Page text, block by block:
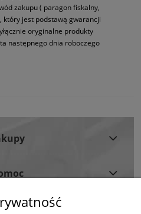
zakupu ( paragon fiskalny,
który jest podstawą gwarancji
oryginalne produkty
następnego dnia roboczego
Konto